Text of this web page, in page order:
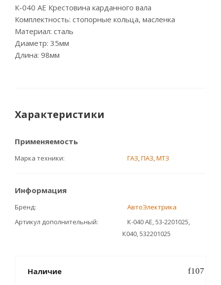
К-040 AE Крестовина карданного вала
Комплектность: стопорные кольца, масленка
Материал: сталь
Диаметр: 35мм
Длина: 98мм
Характеристики
Применяемость
Марка техники ГАЗ,ПАЗ,МТЗ
Информация
Бренд
АвтоЭлектрика
Артикул дополнительный
К-040 AE, 53-2201025,
К040, 532201025
Наличие